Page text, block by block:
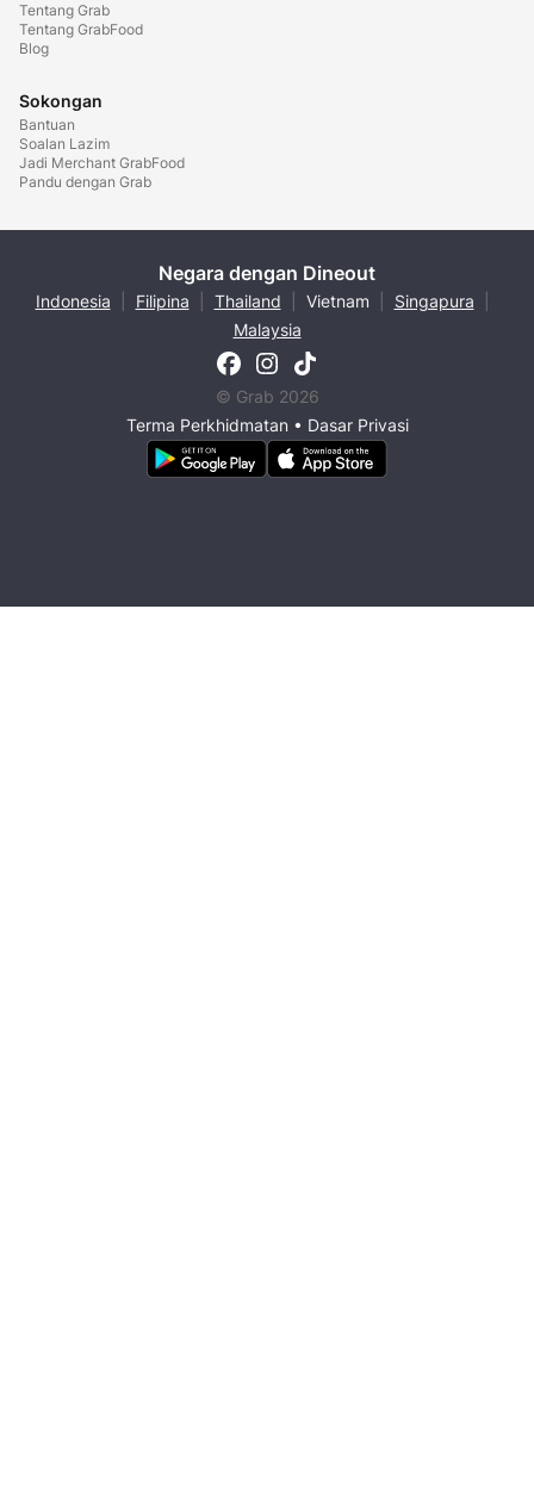
Tentang Grab
Tentang GrabFood
Blog
Sokongan
Bantuan
Soalan Lazim
Jadi Merchant GrabFood
Pandu dengan Grab
Negara dengan Dineout
Indonesia Filipina Thailand Vietnam Singapura
Malaysia
© Grab 2026
Terma Perkhidmatan• Dasar Privasi